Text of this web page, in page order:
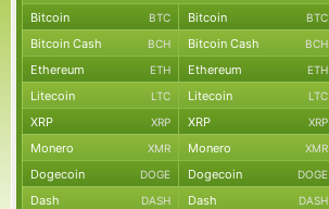
Bitcoin BTC Bitcoin BTC
Bitcoin Cash BCH Bitcoin Cash BCH
Ethereum ETH Ethereum ETH
Litecoin LTC Litecoin LTC
XRP XRP XRP XRP
Monero XMR Monero XMR
Dogecoin DOGE Dogecoin DOGE
Dash DASH Dash DASH